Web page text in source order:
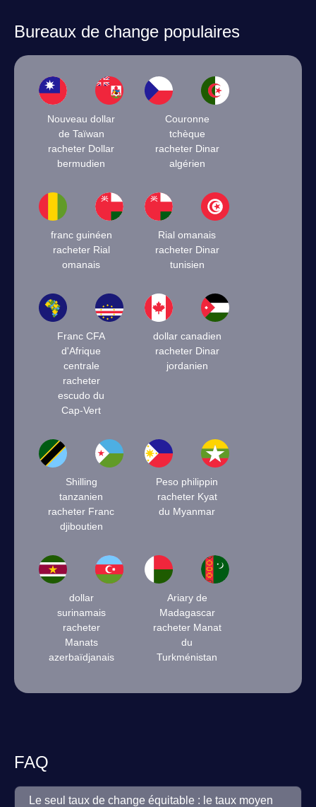
Bureaux de change populaires
Nouveau dollar
de Taïwan
racheter Dollar
bermudien
Couronne
tchèque
racheter Dinar
algérien
franc guinéen
racheter Rial
omanais
Rial omanais
racheter Dinar
tunisien
Franc CFA
d'Afrique
centrale
racheter
escudo du
Cap-Vert
dollar canadien
racheter Dinar
jordanien
Shilling
tanzanien
racheter Franc
djiboutien
Peso philippin
racheter Kyat
du Myanmar
dollar
surinamais
racheter
Manats
azerbaïdjanais
Ariary de
Madagascar
racheter Manat
du
Turkménistan
FAQ
Le seul taux de change équitable : le taux moyen